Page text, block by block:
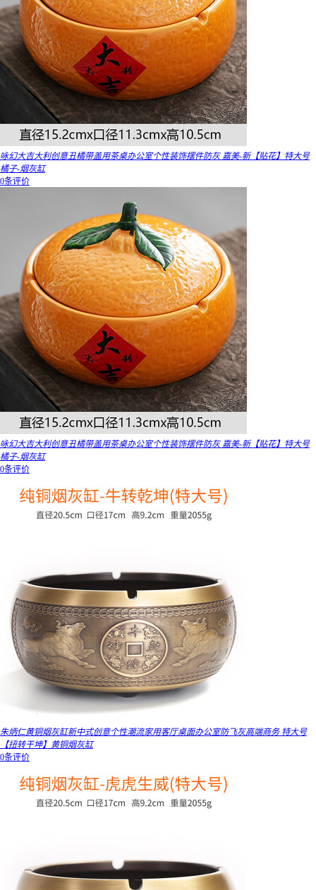
咏幻大吉大利创意丑橘带盖用茶桌办公室个性装饰摆件防灰 嘉美-新【贴花】特大号
橘子-烟灰缸
0条评价
咏幻大吉大利创意丑橘带盖用茶桌办公室个性装饰摆件防灰 嘉美-新【贴花】特大号
橘子-烟灰缸
0条评价
朱炳仁黄铜烟灰缸新中式创意个性潮流家用客厅桌面办公室防飞灰高端商务 特大号
【扭转干坤】黄铜烟灰缸
0条评价